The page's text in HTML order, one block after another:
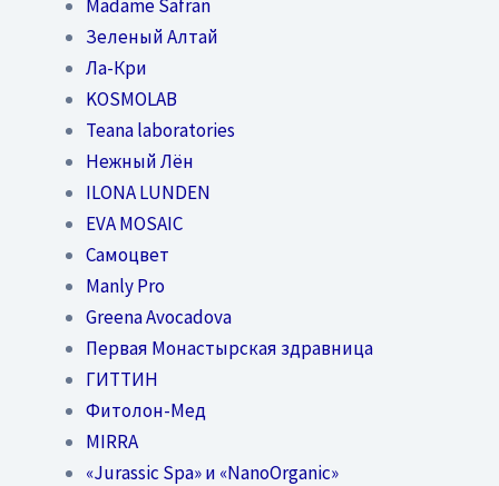
Madame Safran
Зеленый Алтай
Ла-Кри
KOSMOLAB
Teana laboratories
Нежный Лён
ILONA LUNDEN
EVA MOSAIC
Самоцвет
Manly Pro
Greena Avocadova
Первая Монастырская здравница
ГИТТИН
Фитолон-Мед
MIRRA
«Jurassic Spa» и «NanoOrganic»